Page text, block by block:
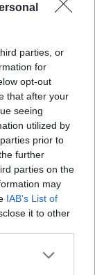
parties, or
for
opt-out
that after your
seeing
utilized by
prior to
further
parties on the
may
IAB’s List of
it to other
PLUS